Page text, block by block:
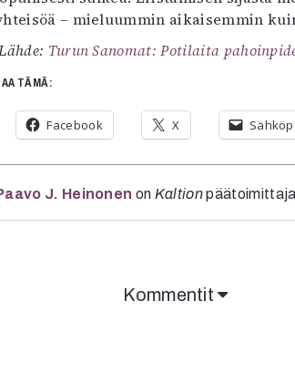
– mieluummin aikaisemmin
Turun Sanomat: Potilaita
TÄMÄ:
Facebook X
J. Heinonen on Kaltion
Kommentit